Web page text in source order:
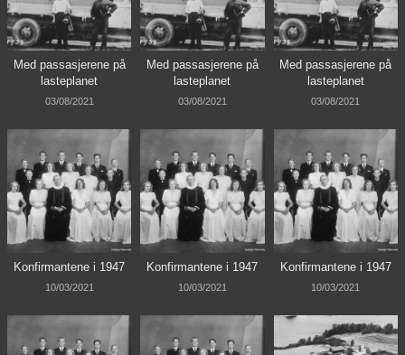
Med passasjerene på
lasteplanet
03/08/2021
Med passasjerene på
lasteplanet
03/08/2021
Med passasjerene på
lasteplanet
03/08/2021
Konfirmantene i 1947
10/03/2021
Konfirmantene i 1947
10/03/2021
Konfirmantene i 1947
10/03/2021